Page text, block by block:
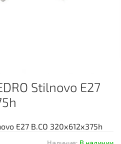
Stilnovo E27
E27 B.CO 320х612х375h